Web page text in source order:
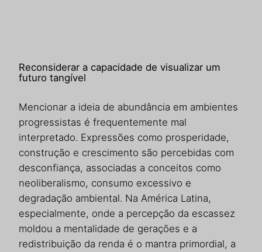
Reconsiderar a capacidade de visualizar um
futuro tangível
Mencionar a ideia de abundância em ambientes
progressistas é frequentemente mal
interpretado. Expressões como prosperidade,
construção e crescimento são percebidas com
desconfiança, associadas a conceitos como
neoliberalismo, consumo excessivo e
degradação ambiental. Na América Latina,
especialmente, onde a percepção da escassez
moldou a mentalidade de gerações e a
redistribuição da renda é o mantra primordial, a